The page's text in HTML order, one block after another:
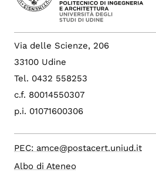
Via delle Scienze, 206
33100 Udine
Tel. 0432 558253
c.f. 80014550307
p.i. 01071600306
PEC: amce@postacert.uniud.it
Albo di Ateneo